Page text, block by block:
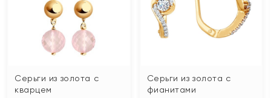
Серьги из золота с
кварцем
Серьги из золота с
фианитами